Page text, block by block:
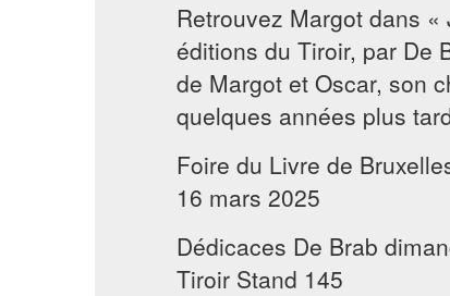
Retrouvez Margot dans
éditions du Tiroir, par De
de Margot et Oscar, son
quelques années plus
Foire du Livre de
16 mars 2025
Dédicaces De Brab
Tiroir Stand 145